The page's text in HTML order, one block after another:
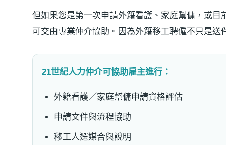
但如果您是第一次申請外籍看護、家庭幫傭，或
可交由專業仲介協助。因為外籍移工聘僱不只是
21世紀人力仲介可協助雇主進行：
外籍看護／家庭幫傭申請資格評估
申請文件與流程協助
移工人選媒合與說明